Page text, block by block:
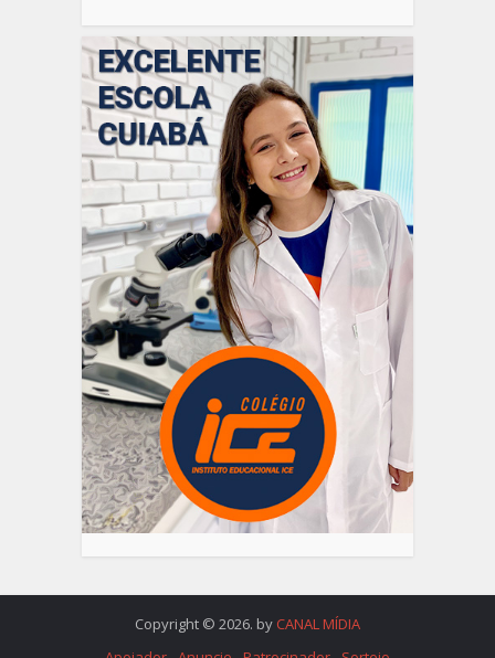
Copyright © 2026. by CANAL MÍDIA